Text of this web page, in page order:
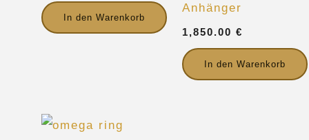
In den Warenkorb
Anhänger
1,850.00 €
In den Warenkorb